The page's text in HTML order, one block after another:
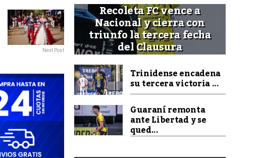
Next Post
Recoleta FC vence a
Nacional y cierra con
triunfo la tercera fecha
del Clausura
Trinidense encadena
su tercera victoria ...
Guaraní remonta
ante Libertad y se
qued...